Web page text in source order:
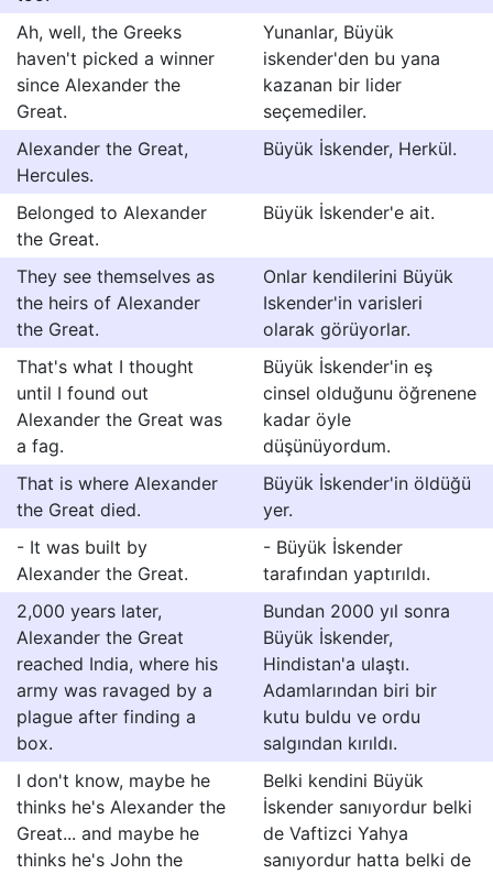
Ah, well, the Greeks
haven't picked a winner
since Alexander the
Great.
Yunanlar, Büyük
iskender'den bu yana
kazanan bir lider
seçemediler.
Alexander the Great,
Hercules.
Büyük İskender, Herkül.
Belonged to Alexander
the Great.
Büyük İskender'e ait.
They see themselves as
the heirs of Alexander
the Great.
Onlar kendilerini Büyük
Iskender'in varisleri
olarak görüyorlar.
That's what I thought
until I found out
Alexander the Great was
a fag.
Büyük İskender'in eş
cinsel olduğunu öğrenene
kadar öyle
düşünüyordum.
That is where Alexander
the Great died.
Büyük İskender'in öldüğü
yer.
- It was built by
Alexander the Great.
- Büyük İskender
tarafından yaptırıldı.
2,000 years later,
Alexander the Great
reached India, where his
army was ravaged by a
plague after finding a
box.
Bundan 2000 yıl sonra
Büyük İskender,
Hindistan'a ulaştı.
Adamlarından biri bir
kutu buldu ve ordu
salgından kırıldı.
I don't know, maybe he
thinks he's Alexander the
Great... and maybe he
thinks he's John the
Belki kendini Büyük
İskender sanıyordur belki
de Vaftizci Yahya
sanıyordur hatta belki de